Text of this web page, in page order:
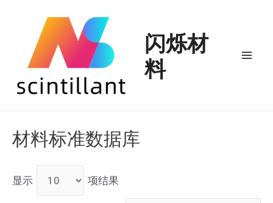
闪烁材
料
材料标准数据库
显示 项结果